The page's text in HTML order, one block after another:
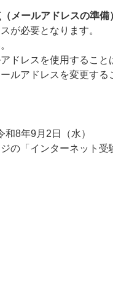
メールアドレスの準備
が必要となります。
レスを使用すること
アドレスを変更する
8年9月2日（水）
の「インターネット受